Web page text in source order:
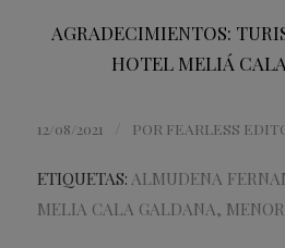
AGRADECIMIENTOS:
HOTEL MELIÁ
12/08/2021 POR FEARLESS
ETIQUETAS: ALMUDENA
MELIA CALA GALDANA,